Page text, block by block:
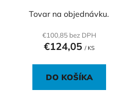
Tovar na objednávku.
€100,85 bez DPH
€124,05 / KS
DO KOŠÍKA